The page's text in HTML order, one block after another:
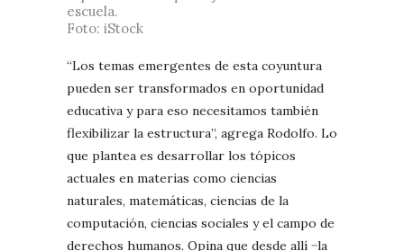
escuela.
Foto: iStock
“Los temas emergentes de esta coyuntura
pueden ser transformados en oportunidad
educativa y para eso necesitamos también
flexibilizar la estructura”, agrega Rodolfo. Lo
que plantea es desarrollar los tópicos
actuales en materias como ciencias
naturales, matemáticas, ciencias de la
computación, ciencias sociales y el campo de
derechos humanos. Opina que desde allí −la